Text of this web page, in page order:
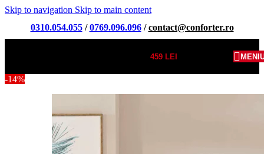
Skip to navigation Skip to main content
0310.054.055/0769.096.096/contact@conforter.ro
459LEI
-14%